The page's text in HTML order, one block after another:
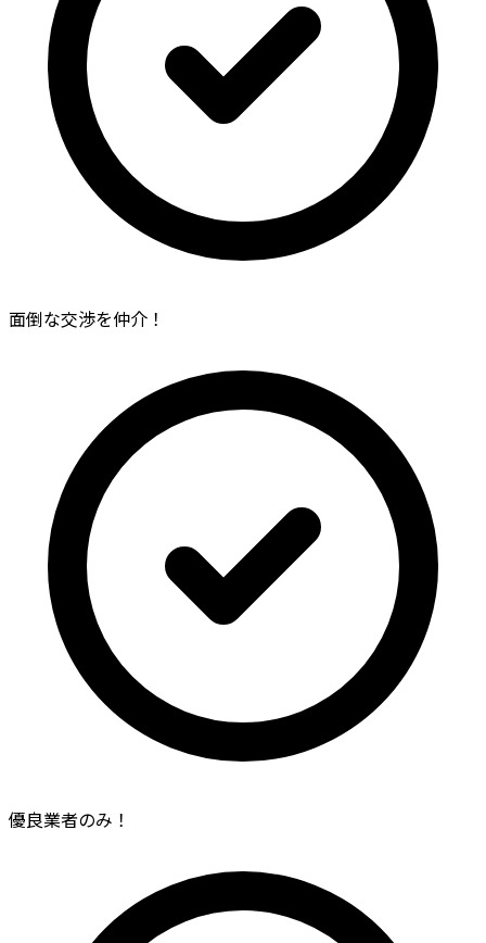
面倒な交渉を仲介！
優良業者のみ！